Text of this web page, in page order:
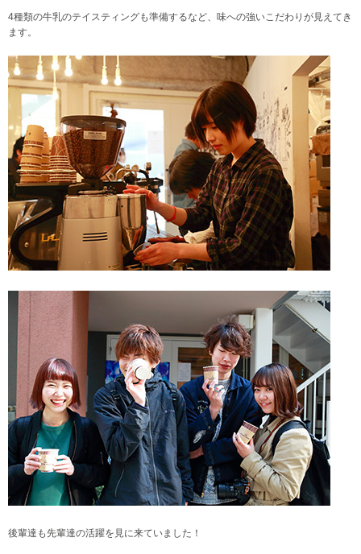
4種類の牛乳のテイスティングも準備するなど、味への強いこだわりが見えてき
ます。
後輩達も先輩達の活躍を見に来ていました！